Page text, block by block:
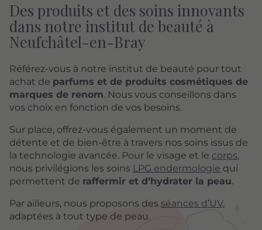
Des produits et des soins innovants
dans notre institut de beauté à
Neufchâtel-en-Bray
Référez-vous à notre institut de beauté pour tout
achat de parfums et de produits cosmétiques de
marques de renom. Nous vous conseillons dans
vos choix en fonction de vos besoins.
Sur place, offrez-vous également un moment de
détente et de bien-être à travers nos soins issus de
la technologie avancée. Pour le visage et le corps,
nous privilégions les soins LPG endermologie qui
permettent de raffermir et d’hydrater la peau.
Par ailleurs, nous proposons des séances d’UV,
adaptées à tout type de peau.